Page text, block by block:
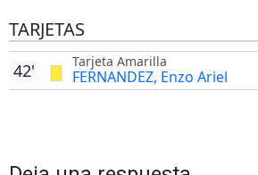
TARJETAS
Tarjeta Amarilla
FERNANDEZ, Enzo Ariel
42'